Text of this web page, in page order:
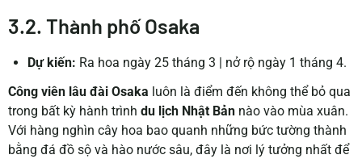
3.2. Thành phố Osaka
Dự kiến: Ra hoa ngày 25 tháng 3 | nở rộ ngày 1 tháng 4.
Công viên lâu đài Osaka luôn là điểm đến không thể bỏ qua
trong bất kỳ hành trìnhdu lịch Nhật Bản nào vào mùa xuân.
Với hàng nghìn cây hoa bao quanh những bức tường thành
bằng đá đồ sộ và hào nước sâu, đây là nơi lý tưởng nhất để